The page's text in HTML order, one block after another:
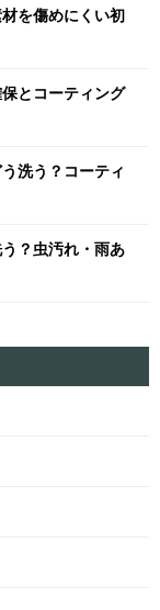
を傷めにくい初
とコーティング
洗う？コーティ
？虫汚れ・雨あ